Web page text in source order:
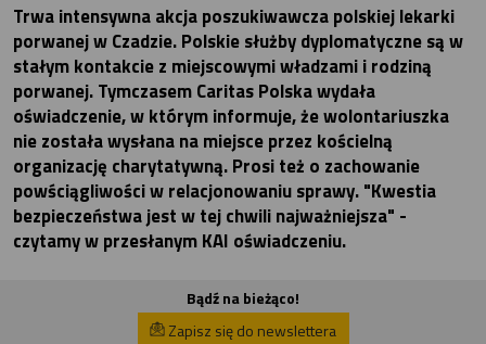
Trwa intensywna akcja poszukiwawcza polskiej lekarki
porwanej w Czadzie. Polskie służby dyplomatyczne są w
stałym kontakcie z miejscowymi władzami i rodziną
porwanej. Tymczasem Caritas Polska wydała
oświadczenie, w którym informuje, że wolontariuszka
nie została wysłana na miejsce przez kościelną
organizację charytatywną. Prosi też o zachowanie
powściągliwości w relacjonowaniu sprawy. "Kwestia
bezpieczeństwa jest w tej chwili najważniejsza" -
czytamy w przesłanym KAI oświadczeniu.
Bądź na bieżąco!
Zapisz się do newslettera